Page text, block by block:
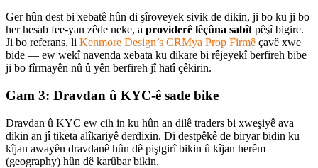
Ger hûn dest bi xebatê hûn di şîroveyek sivik de dikin, ji bo ku ji bo
her hesab fee-yan zêde neke, a providerê lêçûna sabît pêşî bigire.
Ji bo referans, li Kenmore Design’s CRMya Prop Firmê çavê xwe
bide — ew wekî navenda xebata ku dikare bi rêjeyekî berfireh bibe
ji bo fîrmayên nû û yên berfireh jî hatî çêkirin.
Gam 3: Dravdan û KYC-ê sade bike
Dravdan û KYC ew cih in ku hûn an dilê traders bi xweşiyê ava
dikin an jî tiketa alîkariyê derdixin. Di destpêkê de biryar bidin ku
kîjan awayên dravdanê hûn dê piştgirî bikin û kîjan herêm
(geography) hûn dê karûbar bikin.